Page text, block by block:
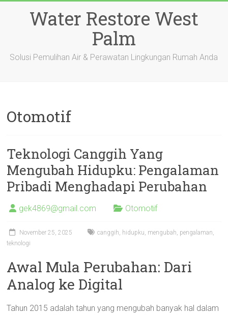
Water Restore West
Palm
Solusi Pemulihan Air & Perawatan Lingkungan Rumah Anda
Otomotif
Teknologi Canggih Yang
Mengubah Hidupku: Pengalaman
Pribadi Menghadapi Perubahan
gek4869@gmail.com Otomotif
November 25, 2025 canggih, hidupku, mengubah, pengalaman,
teknologi
Awal Mula Perubahan: Dari
Analog ke Digital
Tahun 2015 adalah tahun yang mengubah banyak hal dalam